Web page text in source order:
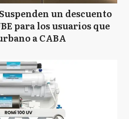
un descuento
para los usuarios que
a CABA